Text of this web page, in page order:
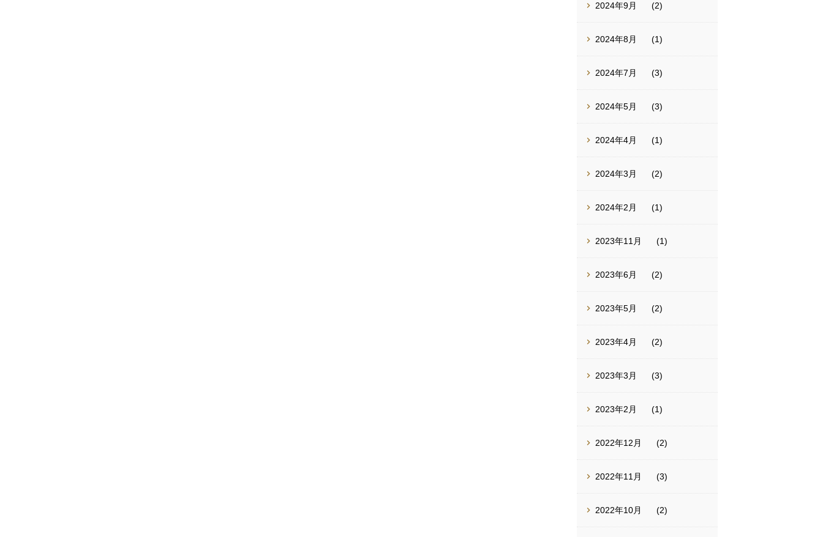
2024年9月 (2)
2024年8月 (1)
2024年7月 (3)
2024年5月 (3)
2024年4月 (1)
2024年3月 (2)
2024年2月 (1)
2023年11月 (1)
2023年6月 (2)
2023年5月 (2)
2023年4月 (2)
2023年3月 (3)
2023年2月 (1)
2022年12月 (2)
2022年11月 (3)
2022年10月 (2)